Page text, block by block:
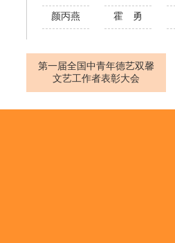
颜丙燕 霍 勇
第一届全国中青年德艺双馨
文艺工作者表彰大会